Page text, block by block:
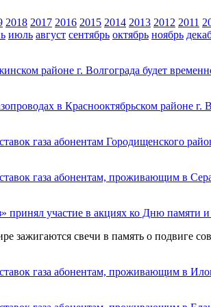
2018 2017 2016 2015 2014 2013 2012 2011
июль август сентябрь октябрь ноябрь
районе г. Волгограда будет
в Краснооктябрьском районе г.
газа абонентам Городищенского
газа абонентам, проживающим в
принял участие в акциях ко Дню памяти и
зажигаются свечи в память о подвиге
газа абонентам, проживающим в